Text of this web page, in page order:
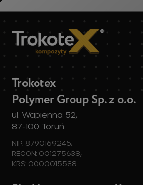
Trokotex
Polymer Group Sp. z o.o.
ul. Wapienna 52,
87-100 Toruń
NIP: 8790169245,
REGON: 001275638,
KRS: 0000015588